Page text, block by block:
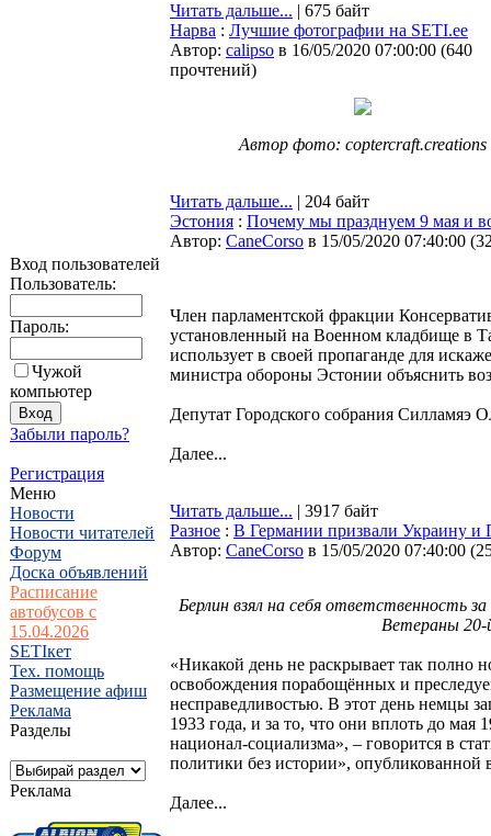
Вход пользователей
Пользователь:
Пароль:
Чужой
компьютер
Забыли пароль?
Регистрация
Меню
Новости
Новости читателей
Форум
Доска объявлений
Расписание
автобусов с
15.04.2026
SETIкет
Тех. помощь
Размещение афиш
Реклама
Разделы
Реклама
Читать дальше... | 675 байт
Нарва : Лучшие фотографии на SETI.ee
Автор: calipso в 16/05/2020 07:00:00 (640
прочтений)
Автор фото: coptercraft.creations
Читать дальше... | 204 байт
Эстония : Почему мы празднуем 9 мая и
Автор: CaneCorso в 15/05/2020 07:40:00 (
Член парламентской фракции
установленный на Военном кладбище в
использует в своей пропаганде для
министра обороны Эстонии объяснить
Депутат Городского собрания Силламяэ
Далее...
Читать дальше... | 3917 байт
Разное : В Германии призвали Украину и
Автор: CaneCorso в 15/05/2020 07:40:00 (
Берлин взял на себя ответственность
Ветераны 20-
«Никакой день не раскрывает так полно
освобождения порабощённых и
несправедливостью. В этот день немцы
1933 года, и за то, что они вплоть до мая
национал-социализма», – говорится в
политики без истории», опубликованной
Далее...